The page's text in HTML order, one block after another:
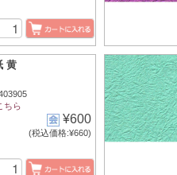
黄
ちら
¥600
(税込価格:¥660)